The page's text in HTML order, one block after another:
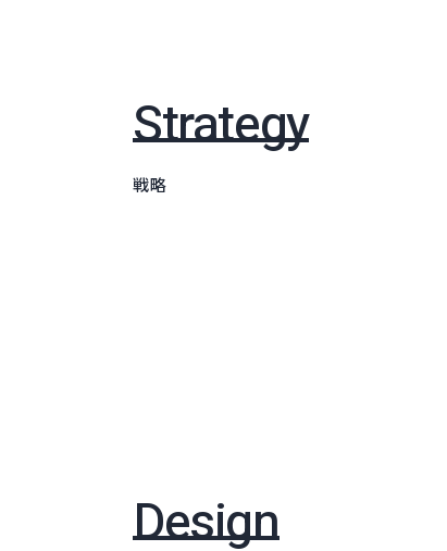
Strategy
戦略
Design